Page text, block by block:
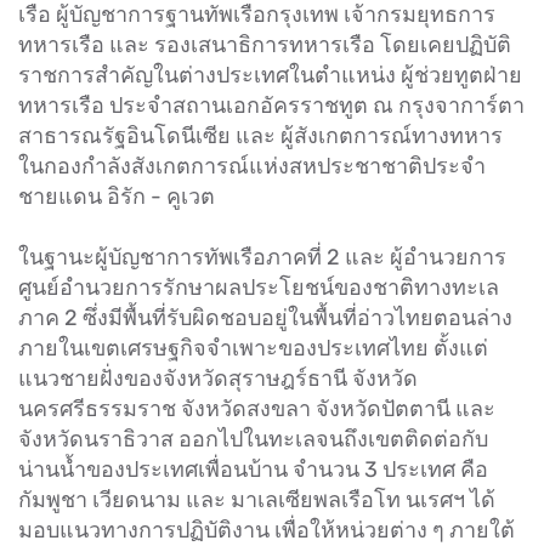
เรือ ผู้บัญชาการฐานทัพเรือกรุงเทพ เจ้ากรมยุทธการ
ทหารเรือ และ รองเสนาธิการทหารเรือ โดยเคยปฏิบัติ
ราชการสำคัญในต่างประเทศในตำแหน่ง ผู้ช่วยทูตฝ่าย
ทหารเรือ ประจำสถานเอกอัครราชทูต ณ กรุงจาการ์ตา
สาธารณรัฐอินโดนีเซีย และ ผู้สังเกตการณ์ทางทหาร
ในกองกำลังสังเกตการณ์แห่งสหประชาชาติประจำ
ชายแดน อิรัก - คูเวต
ในฐานะผู้บัญชาการทัพเรือภาคที่ 2 และ ผู้อำนวยการ
ศูนย์อำนวยการรักษาผลประโยชน์ของชาติทางทะเล
ภาค 2 ซึ่งมีพื้นที่รับผิดชอบอยู่ในพื้นที่อ่าวไทยตอนล่าง
ภายในเขตเศรษฐกิจจำเพาะของประเทศไทย ตั้งแต่
แนวชายฝั่งของจังหวัดสุราษฎร์ธานี จังหวัด
นครศรีธรรมราช จังหวัดสงขลา จังหวัดปัตตานี และ
จังหวัดนราธิวาส ออกไปในทะเลจนถึงเขตติดต่อกับ
น่านน้ำของประเทศเพื่อนบ้าน จำนวน 3 ประเทศ คือ
กัมพูชา เวียดนาม และ มาเลเซียพลเรือโท นเรศฯ ได้
มอบแนวทางการปฏิบัติงาน เพื่อให้หน่วยต่าง ๆ ภายใต้